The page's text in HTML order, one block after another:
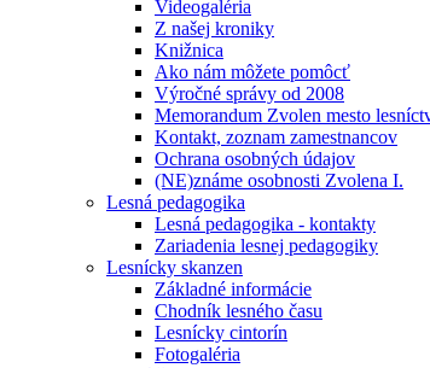
Videogaléria
Z našej kroniky
Knižnica
Ako nám môžete pomôcť
Výročné správy od 2008
Memorandum Zvolen mesto
Kontakt, zoznam zamestnancov
Ochrana osobných údajov
(NE)známe osobnosti Zvolena I.
Lesná pedagogika
Lesná pedagogika - kontakty
Zariadenia lesnej pedagogiky
Lesnícky skanzen
Základné informácie
Chodník lesného času
Lesnícky cintorín
Fotogaléria